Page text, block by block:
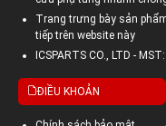
Trang trưng bày sản
tiếp trên website này
ICSPARTS CO., LTD -
ĐIỀU KHOẢN